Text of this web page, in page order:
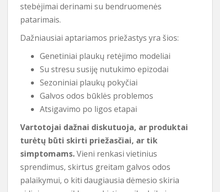
stebėjimai derinami su bendruomenės
patarimais.
Dažniausiai aptariamos priežastys yra šios:
Genetiniai plaukų retėjimo modeliai
Su stresu susiję nutukimo epizodai
Sezoniniai plaukų pokyčiai
Galvos odos būklės problemos
Atsigavimo po ligos etapai
Vartotojai dažnai diskutuoja, ar produktai
turėtų būti skirti priežasčiai, ar tik
simptomams.Vieni renkasi vietinius
sprendimus, skirtus greitam galvos odos
palaikymui, o kiti daugiausia dėmesio skiria